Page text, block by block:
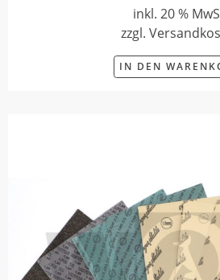
inkl. 20 %
zzgl.
IN DEN